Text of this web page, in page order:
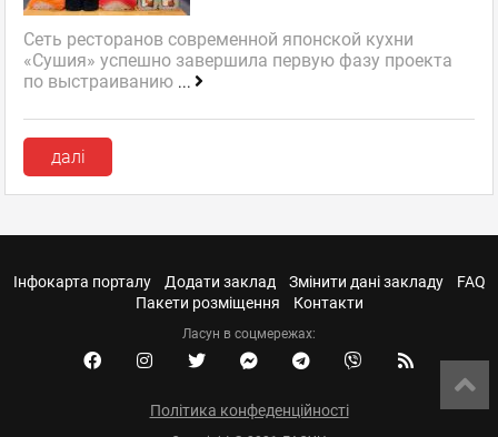
Сеть ресторанов современной японской кухни
«Сушия» успешно завершила первую фазу проекта
по выстраиванию ...
далі
Інфокарта порталу Додати заклад Змінити дані закладу
FAQ
Пакети розміщення
Контакти
Ласун в соцмережах:
Політика конфеденційності